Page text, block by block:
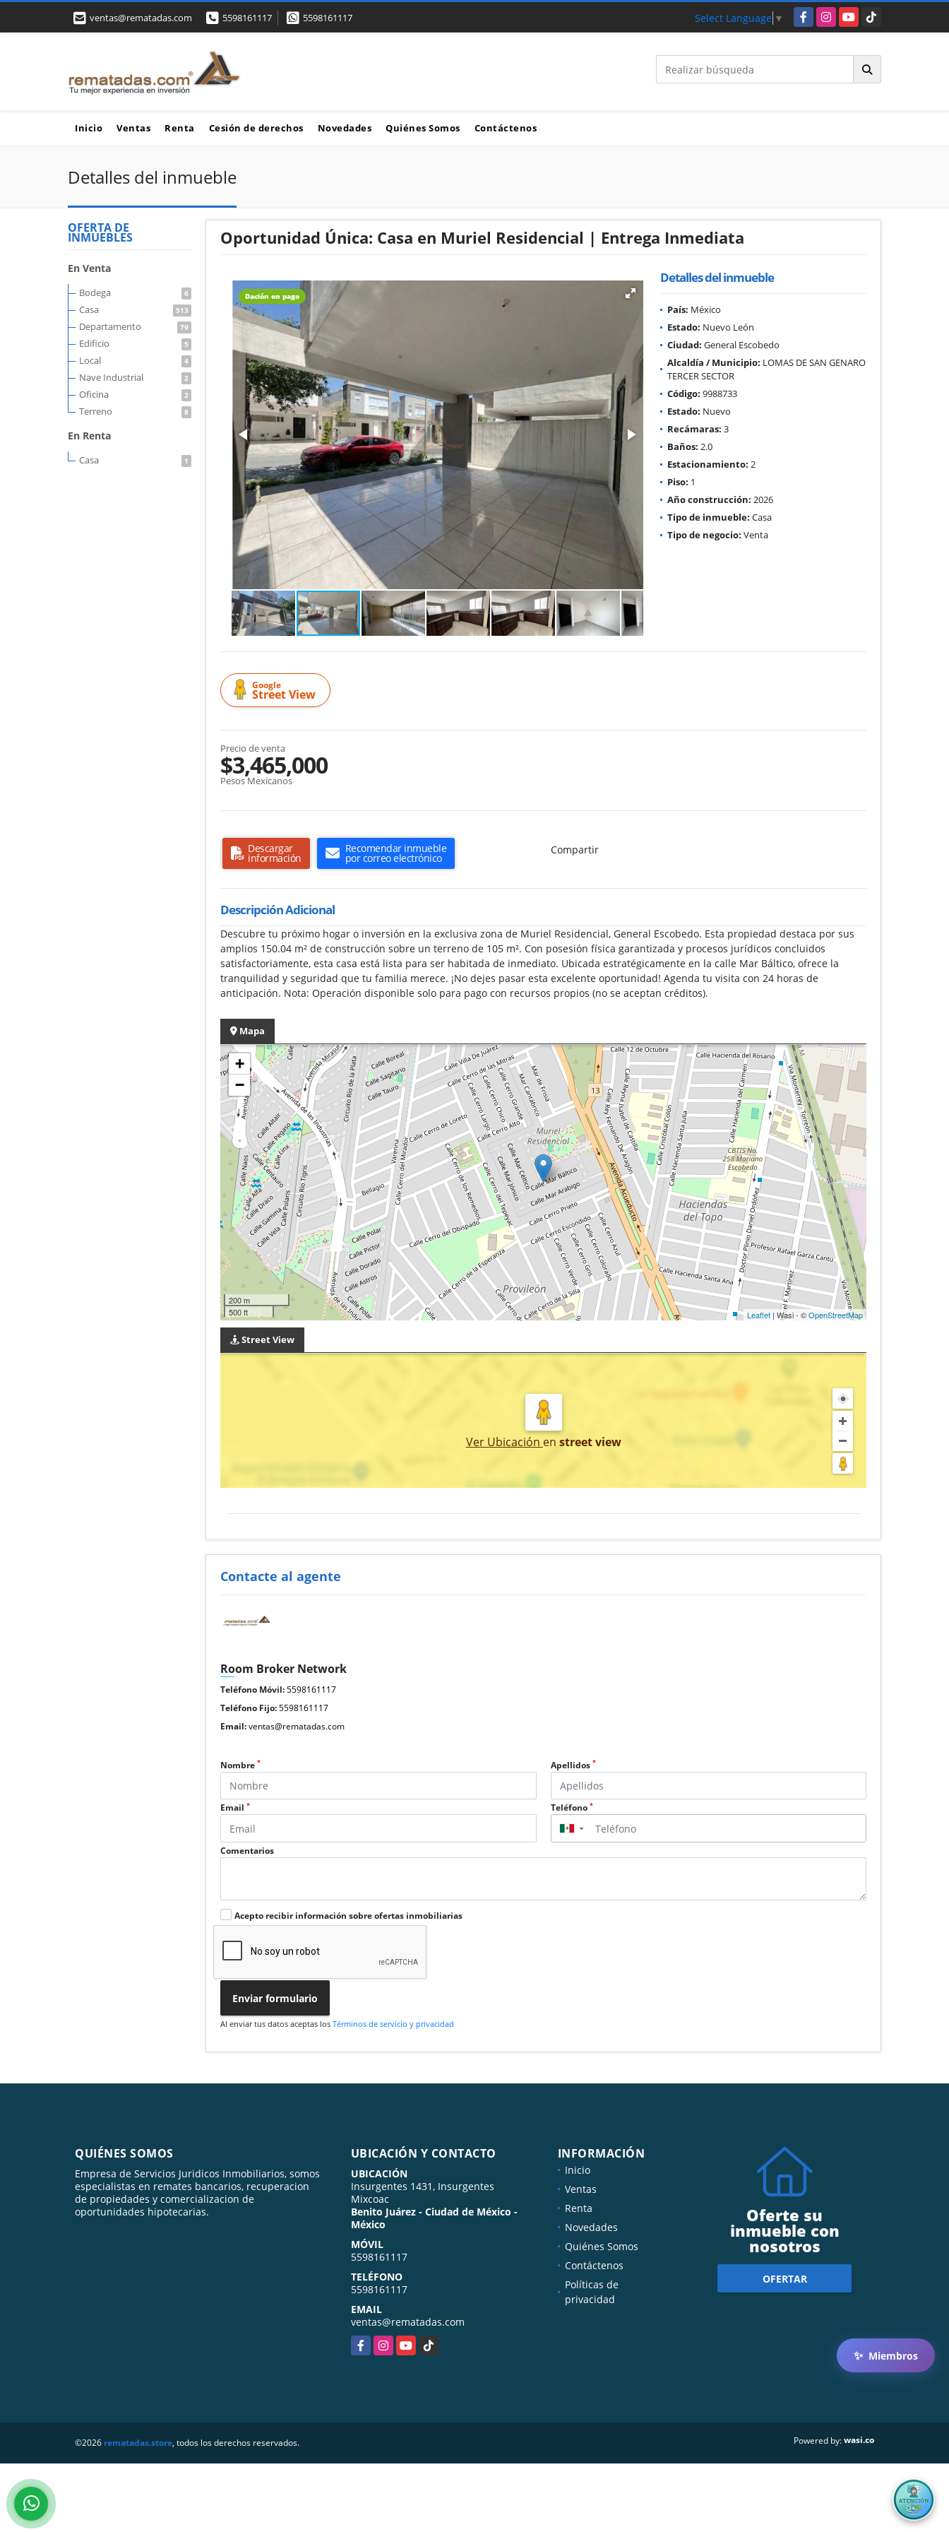
✨ Miembros
ventas@rematadas.com 5598161117 5598161117 Select Language ▼ FacebookInstagramYouTubeTikTok
Inicio Ventas Renta Cesión de derechos Novedades Quiénes Somos Contáctenos
Detalles del inmueble
OFERTA DE
INMUEBLES
En Venta
Bodega 6
Casa 513
Departamento 79
Edificio 5
Local 4
Nave Industrial 2
Oficina 2
Terreno 8
En Renta
Casa 1
Oportunidad Única: Casa en Muriel Residencial | Entrega Inmediata
Dación en pago
Detalles del inmueble
País: México
Estado: Nuevo León
Ciudad: General Escobedo
Alcaldía / Municipio: LOMAS DE SAN GENARO
TERCER SECTOR
Código: 9988733
Estado: Nuevo
Recámaras: 3
Baños: 2.0
Estacionamiento: 2
Piso: 1
Año construcción: 2026
Tipo de inmueble: Casa
Tipo de negocio: Venta
Google
Street View
Precio de venta
$3,465,000
Pesos Mexicanos
Descargar
información
Recomendar inmueble
por correo electrónico
Compartir
Descripción Adicional
Descubre tu próximo hogar o inversión en la exclusiva zona de Muriel Residencial, General Escobedo. Esta propiedad destaca por sus
amplios 150.04 m² de construcción sobre un terreno de 105 m². Con posesión física garantizada y procesos jurídicos concluidos
satisfactoriamente, esta casa está lista para ser habitada de inmediato. Ubicada estratégicamente en la calle Mar Báltico, ofrece la
tranquilidad y seguridad que tu familia merece. ¡No dejes pasar esta excelente oportunidad! Agenda tu visita con 24 horas de
anticipación. Nota: Operación disponible solo para pago con recursos propios (no se aceptan créditos).
Mapa
+
−
200 m
500 ft
Leaflet| Wasi - ©OpenStreetMap
Street View
Ver Ubicación en street view
Contacte al agente
Room Broker Network
Teléfono Móvil:5598161117
Teléfono Fijo:5598161117
Email:ventas@rematadas.com
Nombre* Apellidos *
Email* Teléfono *
▼
Comentarios
Acepto recibir información sobre ofertas inmobiliarias
Enviar formulario
Al enviar tus datos aceptas losTérminos de servicio y privacidad
QUIÉNES SOMOS
Empresa de Servicios Juridicos Inmobiliarios, somos
especialistas en remates bancarios, recuperacion
de propiedades y comercializacion de
oportunidades hipotecarias.
UBICACIÓN Y CONTACTO
UBICACIÓN
Insurgentes 1431, Insurgentes
Mixcoac
Benito Juárez - Ciudad de México -
México
MÓVIL
5598161117
TELÉFONO
5598161117
EMAIL
ventas@rematadas.com
FacebookInstagramYouTubeTikTok
INFORMACIÓN
Inicio
Ventas
Renta
Novedades
Quiénes Somos
Contáctenos
Políticas de
privacidad
Oferte su
inmueble con
nosotros
OFERTAR
©2026 rematadas.store, todos los derechos reservados. Powered by:wasi.co